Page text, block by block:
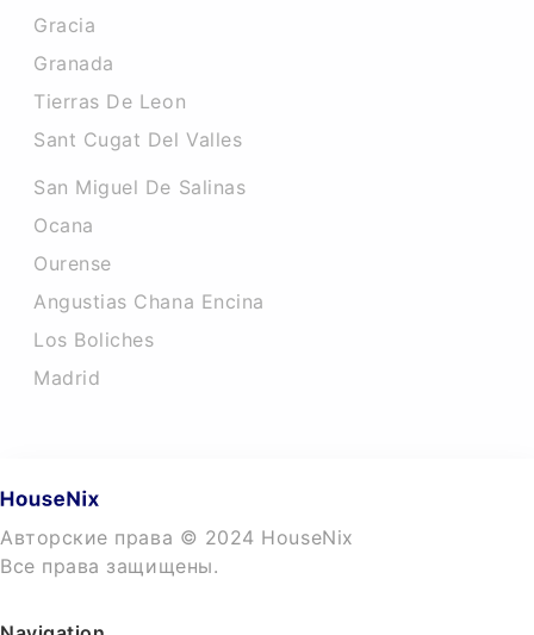
Gracia
Granada
Tierras De Leon
Sant Cugat Del Valles
San Miguel De Salinas
Ocana
Ourense
Angustias Chana Encina
Los Boliches
Madrid
Авторские права © 2024 HouseNix
Все права защищены.